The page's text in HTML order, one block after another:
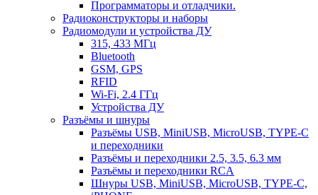
Программаторы и отладчики.
Радиоконструкторы и наборы
Радиомодули и устройства ДУ
315, 433 МГц
Bluetooth
GSM, GPS
RFID
Wi-Fi, 2.4 ГГц
Устройства ДУ
Разъёмы и шнуры
Разъёмы USB, MiniUSB, MicroUSB, TYPE-C
и переходники
Разъёмы и переходники 2.5, 3.5, 6.3 мм
Разъёмы и переходники RCA
Шнуры USB, MiniUSB, MicroUSB, TYPE-C,